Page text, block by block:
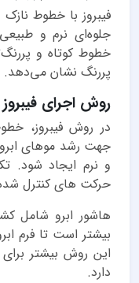
فیبروز با خطوط
جلوه‌ای نرم و
خطوط کوتاه و
پررنگ نشان می‌دهد.
روش اجرای
در روش فیبروز،
جهت رشد موهای
و نرم ایجاد شود.
حرکت های کنترل
هاشور ابرو شامل
بیشتر است تا فرم
این روش بیشتر
دارد.